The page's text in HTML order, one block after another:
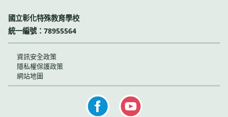
國立彰化特殊教育學校
統一編號：78955564
資訊安全政策
隱私權保護政策
網站地圖